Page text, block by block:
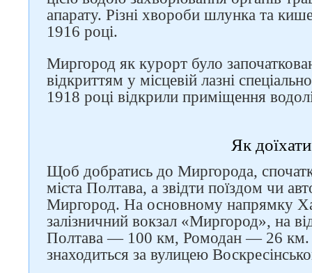
апарату. Різні хвороби шлунка та
1916 році.
Миргород як курорт було
відкриттям у місцевій лазні
1918 році відкрили приміщення
Як доїхати
Щоб добратись до Миргорода,
міста Полтава, а звідти поїздом чи
Миргород. На основному напрямку
залізничний вокзал «Миргород», на
Полтава — 100 км, Ромодан — 26 км.
знаходиться за вулицею